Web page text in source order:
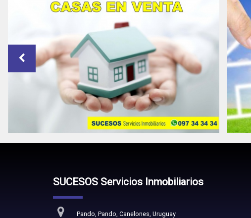
SUCESOS Servicios Inmobiliarios
Pando, Pando, Canelones, Uruguay